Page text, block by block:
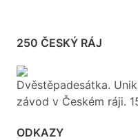
250 ČESKÝ RÁJ
Dvěstěpadesátka.
závod v Českém ráji.
ODKAZY